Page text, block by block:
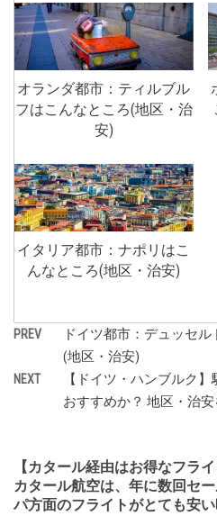
オランダ都市：ティルブル
フはこんなところ(地区・治
安)
イタリア都市：ナポリはこ
んなところ(地区・治安)
PREV
ドイツ都市：デュッセ
(地区・治安)
NEXT
【ドイツ・ハンブルク
おすすめか？ 地区・治安
【カタール経由はお得なフライ
カタール航空は、年に数回セ
パ方面のフライトがとても安い